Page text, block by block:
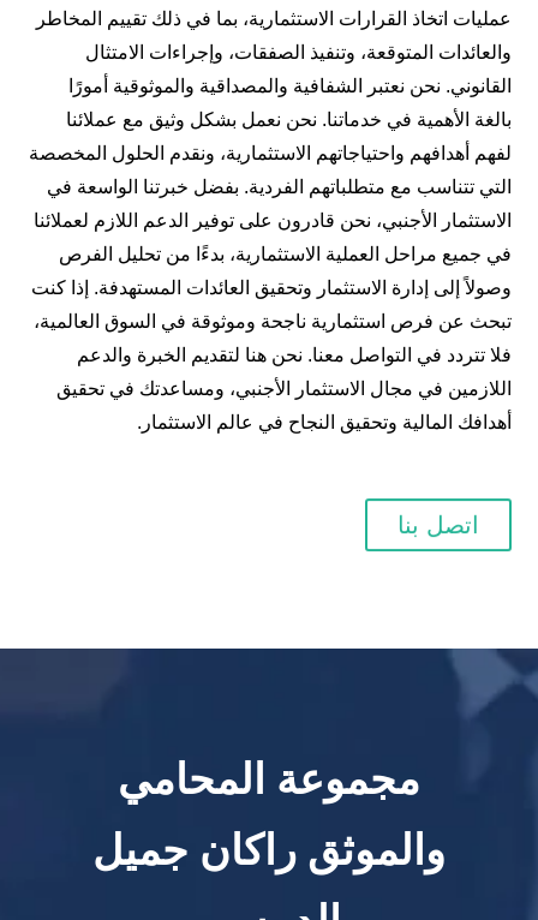
عمليات اتخاذ القرارات الاستثمارية، بما في ذلك تقييم المخاطر
والعائدات المتوقعة، وتنفيذ الصفقات، وإجراءات الامتثال
القانوني. نحن نعتبر الشفافية والمصداقية والموثوقية أمورًا
بالغة الأهمية في خدماتنا. نحن نعمل بشكل وثيق مع عملائنا
لفهم أهدافهم واحتياجاتهم الاستثمارية، ونقدم الحلول المخصصة
التي تتناسب مع متطلباتهم الفردية. بفضل خبرتنا الواسعة في
الاستثمار الأجنبي، نحن قادرون على توفير الدعم اللازم لعملائنا
في جميع مراحل العملية الاستثمارية، بدءًا من تحليل الفرص
وصولاً إلى إدارة الاستثمار وتحقيق العائدات المستهدفة. إذا كنت
تبحث عن فرص استثمارية ناجحة وموثوقة في السوق العالمية،
فلا تتردد في التواصل معنا. نحن هنا لتقديم الخبرة والدعم
اللازمين في مجال الاستثمار الأجنبي، ومساعدتك في تحقيق
أهدافك المالية وتحقيق النجاح في عالم الاستثمار.
اتصل بنا
مجموعة المحامي
والموثق راكان جميل